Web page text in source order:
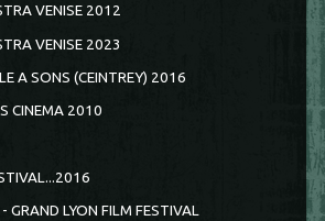
VENISE 2012
VENISE 2023
A SONS (CEINTREY) 2016
CINEMA 2010
GRAND LYON FILM FESTIVAL